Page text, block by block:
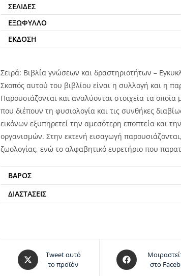
ΣΕΛΊΔΕΣ
ΕΞΏΦΥΛΛΟ
ΈΚΔΟΣΗ
Σειρά: Βιβλία γνώσεων και δραστηριοτήτων –
Σκοπός αυτού του βιβλίου είναι η συλλογή και η
Παρουσιάζονται και αναλύονται στοιχεία τα
που διέπουν τη φυσιολογία και τις συνθήκες
εικόνων εξυπηρετεί την αμεσότερη εποπτεία και
οργανισμών. Στην εκτενή εισαγωγή
ζωολογίας, ενώ το αλφαβητικό ευρετήριο που
ΒΆΡΟΣ
ΔΙΑΣΤΆΣΕΙΣ
Tweet αυτό
το προϊόν
στο